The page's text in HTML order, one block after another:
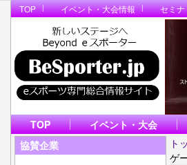
TOP イベント・大会情報 セミ
TOP
イベント・大会
協賛企業
ト
ゲ